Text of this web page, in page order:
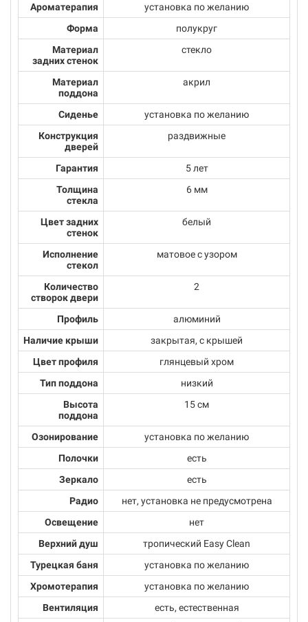
Ароматерапия
установка по желанию
Форма
полукруг
Материал
задних стенок
стекло
Материал
поддона
акрил
Сиденье
установка по желанию
Конструкция
дверей
раздвижные
Гарантия
5 лет
Толщина
стекла
6 мм
Цвет задних
стенок
белый
Исполнение
стекол
матовое с узором
Количество
створок двери
2
Профиль
алюминий
Наличие крыши
закрытая, с крышей
Цвет профиля
глянцевый хром
Тип поддона
низкий
Высота
поддона
15 см
Озонирование
установка по желанию
Полочки
есть
Зеркало
есть
Радио
нет, установка не предусмотрена
Освещение
нет
Верхний душ
тропический Easy Clean
Турецкая баня
установка по желанию
Хромотерапия
установка по желанию
Вентиляция
есть, естественная